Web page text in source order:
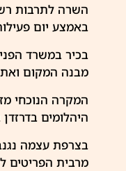
השרה לתרבות
באמצע יום
בכיר במשרד
מבנה המקום ואת
המקרה הנוכחי
היהלומים
בצרפת עצמה
מרבית הפריטים